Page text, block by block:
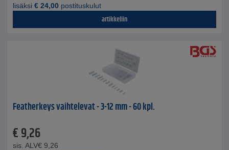
lisäksi € 24,00 postituskulut
artikkeliin
Featherkeys vaihtelevat - 3-12 mm - 60 kpl.
€9,26
sis. ALV€ 9,26